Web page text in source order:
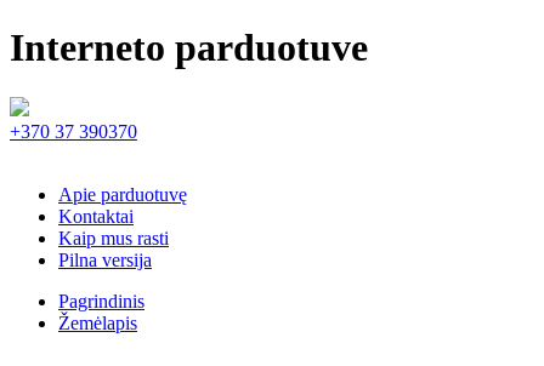
Interneto parduotuve
+370 37 390370
Apie parduotuvę
Kontaktai
Kaip mus rasti
Pilna versija
Pagrindinis
Žemėlapis